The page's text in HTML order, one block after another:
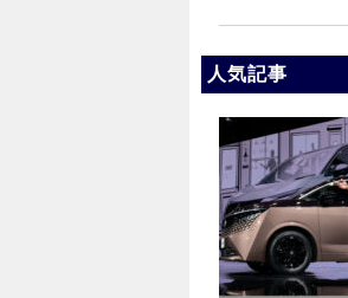
人気記事